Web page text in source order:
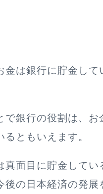
金は銀行に貯金して
で銀行の役割は、
ともいえます。
真面目に貯金してい
後の日本経済の発